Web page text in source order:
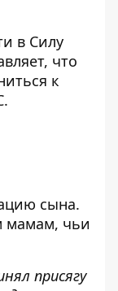
в Силу
что
к
сына.
мамам, чьи
присягу